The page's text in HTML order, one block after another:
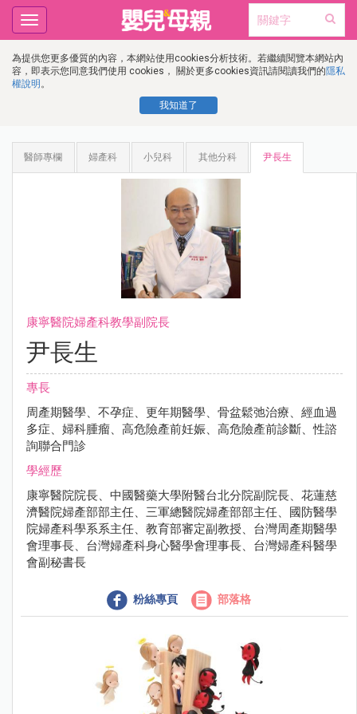
為提供您更多優質的內容，本網站使用cookies分析技術。若繼續閱覽本網站內
容，即表示您同意我們使用 cookies， 關於更多cookies資訊請閱讀我們的隱私
權說明 。
我知道了
Toggle
navigation
醫師專欄 婦產科 小兒科 其他分科 尹長生
康寧醫院婦產科教學副院長
尹長生
專長
周產期醫學、不孕症、更年期醫學、骨盆鬆弛治療、經血過
多症、婦科腫瘤、高危險產前妊娠、高危險產前診斷、性諮
詢聯合門診
學經歷
康寧醫院院長、中國醫藥大學附醫台北分院副院長、花蓮慈
濟醫院婦產部部主任、三軍總醫院婦產部部主任、國防醫學
院婦產科學系系主任、教育部審定副教授、台灣周產期醫學
會理事長、台灣婦產科身心醫學會理事長、台灣婦產科醫學
會副秘書長
粉絲專頁 部落格